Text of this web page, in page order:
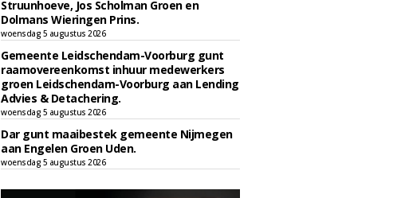
Struunhoeve, Jos Scholman Groen en
Dolmans Wieringen Prins.
woensdag 5 augustus 2026
Gemeente Leidschendam-Voorburg gunt
raamovereenkomst inhuur medewerkers
groen Leidschendam-Voorburg aan Lending
Advies & Detachering.
woensdag 5 augustus 2026
Dar gunt maaibestek gemeente Nijmegen
aan Engelen Groen Uden.
woensdag 5 augustus 2026